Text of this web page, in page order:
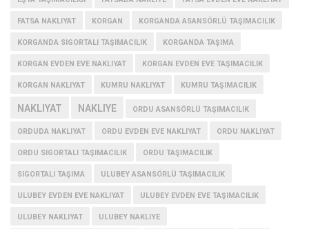
FATSA NAKLIYAT KORGAN KORGANDA ASANSÖRLÜ TAŞIMACILIK
KORGANDA SIGORTALI TAŞIMACILIK KORGANDA TAŞIMA
KORGAN EVDEN EVE NAKLIYAT KORGAN EVDEN EVE TAŞIMACILIK
KORGAN NAKLIYAT KUMRU NAKLIYAT KUMRU TAŞIMACILIK
NAKLIYAT NAKLIYE ORDU ASANSÖRLÜ TAŞIMACILIK
ORDUDA NAKLIYAT ORDU EVDEN EVE NAKLIYAT ORDU NAKLIYAT
ORDU SIGORTALI TAŞIMACILIK ORDU TAŞIMACILIK
SIGORTALI TAŞIMA ULUBEY ASANSÖRLÜ TAŞIMACILIK
ULUBEY EVDEN EVE NAKLIYAT ULUBEY EVDEN EVE TAŞIMACILIK
ULUBEY NAKLIYAT ULUBEY NAKLIYE